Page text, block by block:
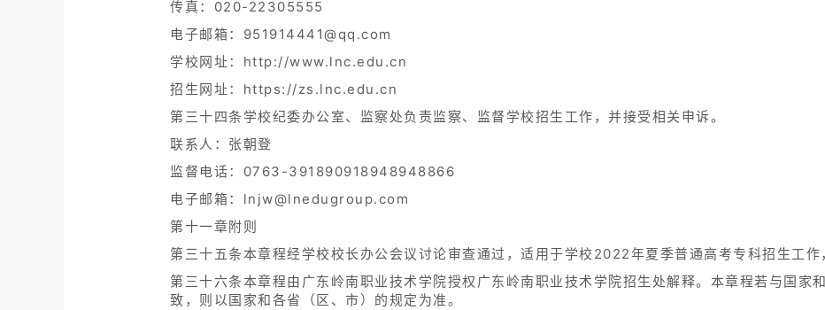
传真：020-22305555
电子邮箱：951914441@qq.com
学校网址：http://www.lnc.edu.cn
招生网址：https://zs.lnc.edu.cn
第三十四条学校纪委办公室、监察处负责监察、监督学校招生工作，并接受相关申诉。
联系人：张朝登
监督电话：0763-391890918948948866
电子邮箱：lnjw@lnedugroup.com
第十一章附则
第三十五条本章程经学校校长办公会议讨论审查通过，适用于学校2022年夏季普通高考专科招生工作
第三十六条本章程由广东岭南职业技术学院授权广东岭南职业技术学院招生处解释。本章程若与国家
致，则以国家和各省（区、市）的规定为准。